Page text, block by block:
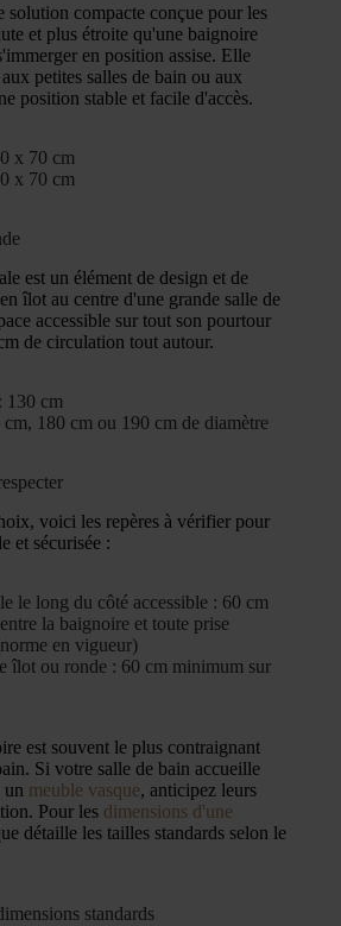
solution compacte conçue pour les
et plus étroite qu'une baignoire
en position assise. Elle
petites salles de bain ou aux
position stable et facile d'accès.
x 70 cm
x 70 cm
est un élément de design et de
îlot au centre d'une grande salle de
accessible sur tout son pourtour
de circulation tout autour.
130 cm
180 cm ou 190 cm de diamètre
voici les repères à vérifier pour
et sécurisée :
le long du côté accessible : 60 cm
la baignoire et toute prise
en vigueur)
îlot ou ronde : 60 cm minimum sur
est souvent le plus contraignant
Si votre salle de bain accueille
un meuble vasque, anticipez leurs
Pour les dimensions d'une
détaille les tailles standards selon le
standards